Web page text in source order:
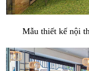
Mẫu thiết kế nội